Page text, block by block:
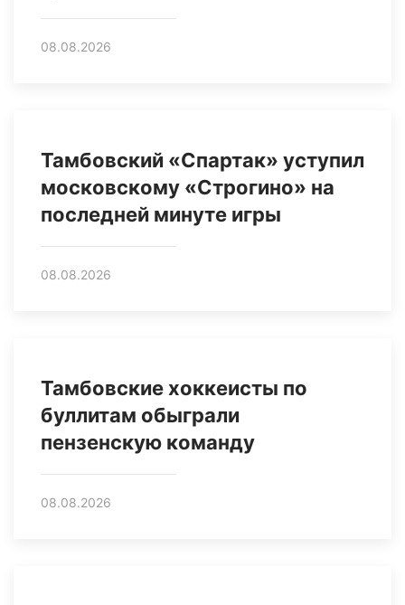
08.08.2026
Тамбовский «Спартак» уступил
московскому «Строгино» на
последней минуте игры
08.08.2026
Тамбовские хоккеисты по
буллитам обыграли
пензенскую команду
08.08.2026